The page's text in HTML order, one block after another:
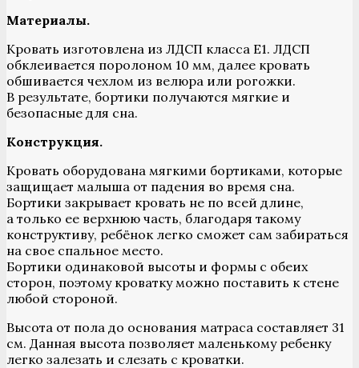
Материалы.
Кровать изготовлена из ЛДСП класса Е1. ЛДСП
обклеивается поролоном 10 мм, далее кровать
обшивается чехлом из велюра или рогожки.
В результате, бортики получаются мягкие и
безопасные для сна.
Конструкция.
Кровать оборудована мягкими бортиками, которые
защищает малыша от падения во время сна.
Бортики закрывает кровать не по всей длине,
а только ее верхнюю часть, благодаря такому
конструктиву, ребёнок легко сможет сам забираться
на свое спальное место.
Бортики одинаковой высоты и формы с обеих
сторон, поэтому кроватку можно поставить к стене
любой стороной.
Высота от пола до основания матраса составляет 31
см. Данная высота позволяет маленькому ребенку
легко залезать и слезать с кроватки.